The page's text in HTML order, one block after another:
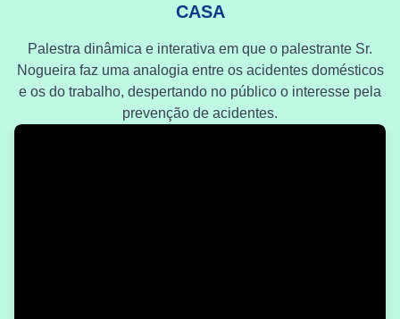
CASA
Palestra dinâmica e interativa em que o palestrante Sr.
Nogueira faz uma analogia entre os acidentes domésticos
e os do trabalho, despertando no público o interesse pela
prevenção de acidentes.